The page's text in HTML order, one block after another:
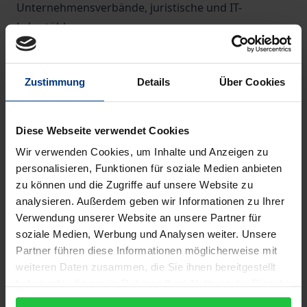
Zustimmung Details Über Cookies
Diese Webseite verwendet Cookies
Wir verwenden Cookies, um Inhalte und Anzeigen zu
personalisieren, Funktionen für soziale Medien anbieten
zu können und die Zugriffe auf unsere Website zu
analysieren. Außerdem geben wir Informationen zu Ihrer
Verwendung unserer Website an unsere Partner für
soziale Medien, Werbung und Analysen weiter. Unsere
Partner führen diese Informationen möglicherweise mit
weiteren Daten zusammen, die Sie ihnen bereitgestellt
gesammelt haben.
Unternehmensverbände, juristische und IT-
Lehrstühle.
Herausragende Expert:innen
Herausgeber Martin Ebers ist Professor für IT-Recht
an der Universität Tartu (Estland) und als
und Präsident der RAILS. Neben Forschung und
Lehre ist er seit vielen Jahren im Bereich der
Prozessberatung aktiv.
Die Autor:innen sind erfahrene und
ausgewiesene Kenner im Bereich Legal Tech:
Prof. Dr. Heribert M. Anzinger | RA Guido Aßhoff,
LL.M. | Prof. Dr. Michael Beurskens, LL.M., LL.M.